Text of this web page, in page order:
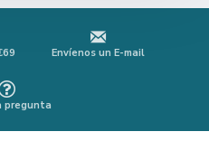
Envíenos un E-mail
pregunta